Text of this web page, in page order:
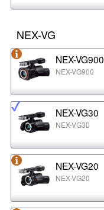
NEX-VG
NEX-VG900
NEX-VG900
NEX-VG30
NEX-VG30
NEX-VG20
NEX-VG20